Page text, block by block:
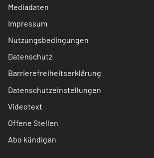
Mediadaten
Impressum
Nutzungsbedingungen
Datenschutz
Barrierefreiheitserklärung
Datenschutzeinstellungen
Videotext
Offene Stellen
Abo kündigen